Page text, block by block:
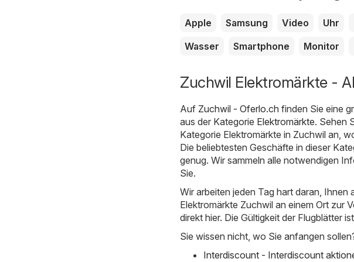
Apple Samsung Video Uhr
Wasser
Smartphone Monitor
Zuchwil Elektromärkte -
Auf Zuchwil - Oferlo.ch finden Sie eine
aus der Kategorie Elektromärkte. Sehen
Kategorie Elektromärkte in Zuchwil an,
Die beliebtesten Geschäfte in dieser
genug. Wir sammeln alle notwendigen
Sie.
Wir arbeiten jeden Tag hart daran, Ihnen
Elektromärkte Zuchwil an einem Ort zur
direkt hier. Die Gültigkeit der Flugblätter
Sie wissen nicht, wo Sie anfangen
Interdiscount - Interdiscount